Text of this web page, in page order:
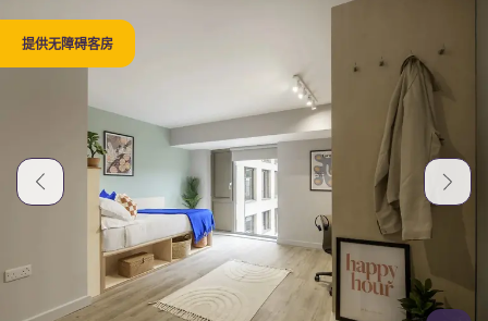
地点
账户 语言
Chinese Español
Català Deutsch
Italian French
Portuguese
提供无障碍客房